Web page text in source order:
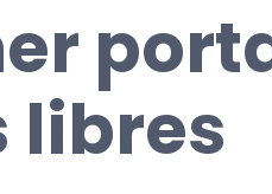
libres